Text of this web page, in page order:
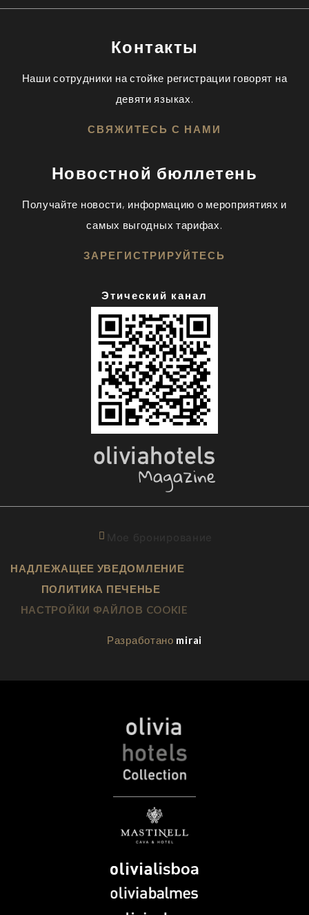
Контакты
Наши сотрудники на стойке регистрации говорят на
девяти языках.
СВЯЖИТЕСЬ С НАМИ
Новостной бюллетень
Получайте новости, информацию о мероприятиях и
самых выгодных тарифах.
ЗАРЕГИСТРИРУЙТЕСЬ
Этический канал
НАДЛЕЖАЩЕЕ УВЕДОМЛЕНИЕ
ПОЛИТИКА ПЕЧЕНЬЕ
НАСТРОЙКИ ФАЙЛОВ COOKIE
Разработано mirai